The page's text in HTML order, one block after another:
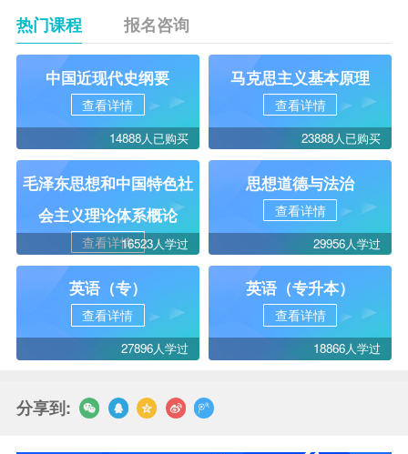
热门课程 报名咨询
中国近现代史纲要
查看详情
14888人已购买
马克思主义基本原理
查看详情
23888人已购买
毛泽东思想和中国特色社
会主义理论体系概论
查看详情16523人学过
思想道德与法治
查看详情
29956人学过
英语（专）
查看详情
27896人学过
英语（专升本）
查看详情
18866人学过
分享到: